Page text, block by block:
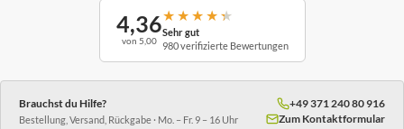
4,36
von 5,00
★ ★ ★ ★ ★
Sehr gut
980 verifizierte Bewertungen
Brauchst du Hilfe?
Bestellung, Versand, Rückgabe · Mo. – Fr. 9 – 16 Uhr
+49 371 240 80 916
Zum Kontaktformular